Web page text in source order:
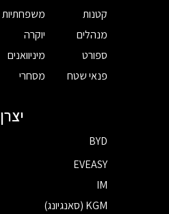
קטנות
מנהלים
ספורט
פנאי שטח
משפחתיות
יוקרה
מיניוואנים
מסחרי
יצרן
BYD
EVEASY
IM
KGM (סאנגיונג)